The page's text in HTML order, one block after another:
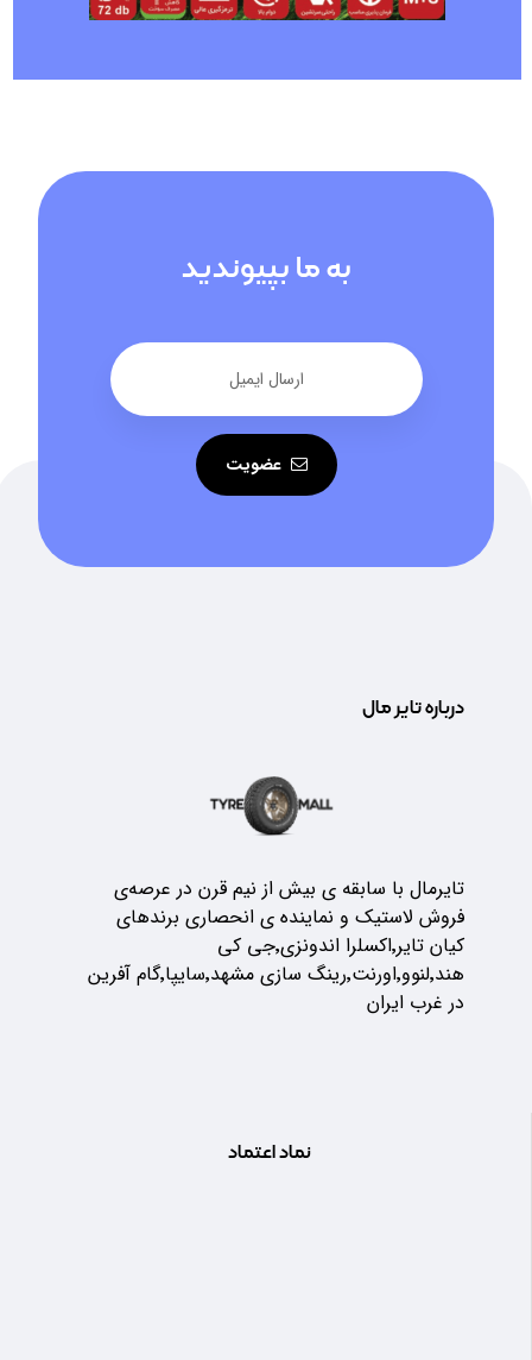
به ما بپیوندید
عضویت
درباره تایر مال
تایرمال با سابقه ی بیش از نیم قرن در عرصه‌ی
فروش لاستیک و نماینده ی انحصاری برندهای
کیان تایر٬اکسلرا اندونزی٬جی کی
هند٬لنوو٬اورنت٬رینگ سازی مشهد٬سایپا٬گام آفرین
در غرب ایران
نماد اعتماد